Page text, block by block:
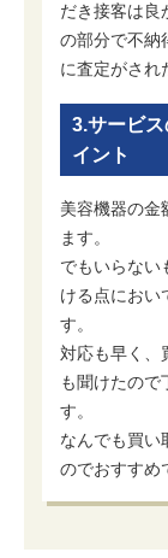
だき接客は良
の部分で不納
に査定がされ
3.サービ
イント
美容機器の金
ます。
でもいらない
ける点におい
す。
対応も早く、
も聞けたので
す。
なんでも買い
のでおすすめ